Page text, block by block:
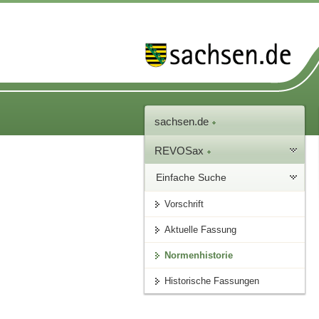
sachsen.de
REVOSax
Einfache Suche
Vorschrift
Aktuelle Fassung
Normenhistorie
Historische Fassungen